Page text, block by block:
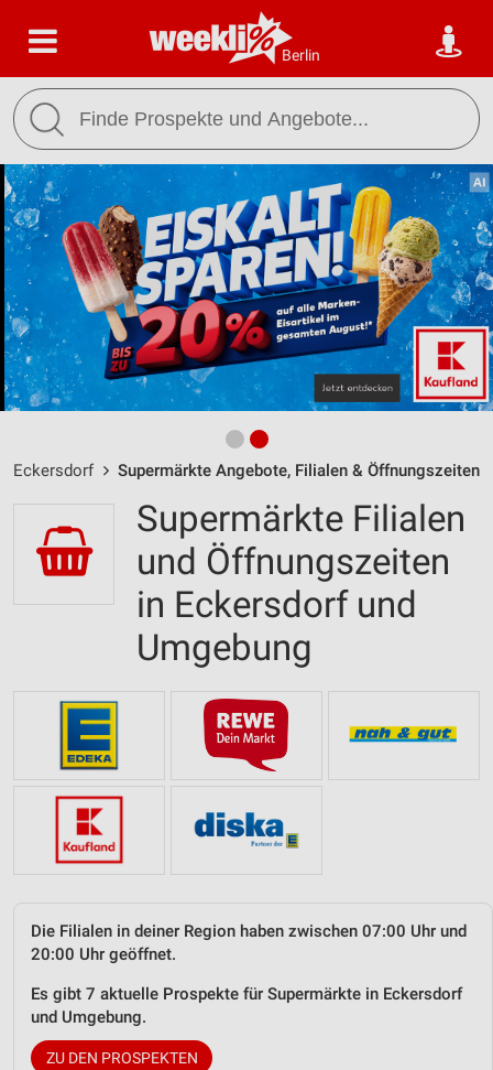
Berlin
Eckersdorf Supermärkte Angebote, Filialen & Öffnungszeiten
Supermärkte Filialen
und Öffnungszeiten
in Eckersdorf und
Umgebung
Die Filialen in deiner Region haben zwischen 07:00 Uhr und
20:00 Uhr geöffnet.
Es gibt 7 aktuelle Prospekte für Supermärkte in Eckersdorf
und Umgebung.
ZU DEN PROSPEKTEN